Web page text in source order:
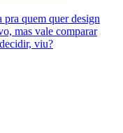
pra quem quer design
mas vale comparar
viu?